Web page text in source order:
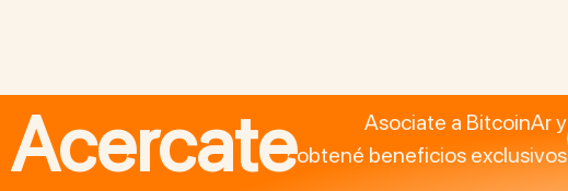
Acercate
Asociate a BitcoinAr y
obtené beneficios exclusivos